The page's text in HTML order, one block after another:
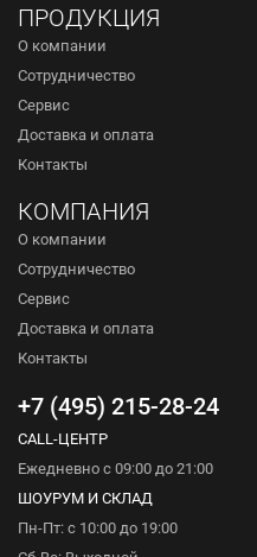
ПРОДУКЦИЯ
О компании
Сотрудничество
Сервис
Доставка и оплата
Контакты
КОМПАНИЯ
О компании
Сотрудничество
Сервис
Доставка и оплата
Контакты
+7 (495) 215-28-24
CALL-ЦЕНТР
Ежедневно с 09:00 до 21:00
ШОУРУМ И СКЛАД
Пн-Пт: с 10:00 до 19:00